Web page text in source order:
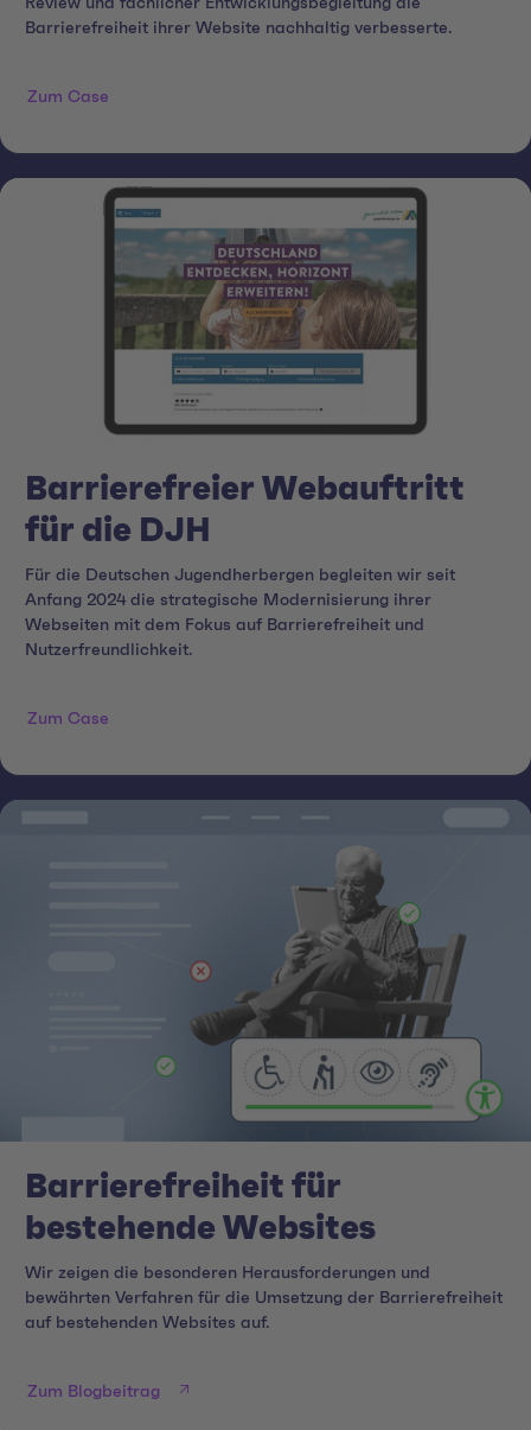
Review und fachlicher Entwicklungsbegleitung die
Barrierefreiheit ihrer Website nachhaltig verbesserte.
Zum Case
Barrierefreier Webauftritt
für die DJH
Für die Deutschen Jugendherbergen begleiten wir seit
Anfang 2024 die strategische Modernisierung ihrer
Webseiten mit dem Fokus auf Barrierefreiheit und
Nutzerfreundlichkeit.
Zum Case
Barrierefreiheit für
bestehende Websites
Wir zeigen die besonderen Herausforderungen und
bewährten Verfahren für die Umsetzung der Barrierefreiheit
auf bestehenden Websites auf.
Zum Blogbeitrag